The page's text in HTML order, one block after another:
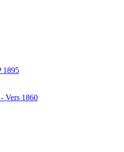
1895
Vers 1860